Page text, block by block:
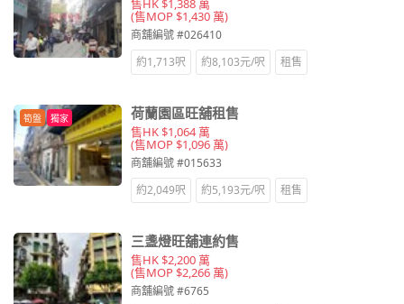
售HK $1,388 萬
(售MOP $1,430 萬)
商舖編號 #026410
約1,713呎
約8,103元/呎 租售
筍盤 獨家 荷蘭園區旺舖租售
售HK $1,064 萬
(售MOP $1,096 萬)
商舖編號 #015633
約2,049呎
約5,193元/呎 租售
三盞燈旺舖連約售
售HK $2,200 萬
(售MOP $2,266 萬)
商舖編號 #6765